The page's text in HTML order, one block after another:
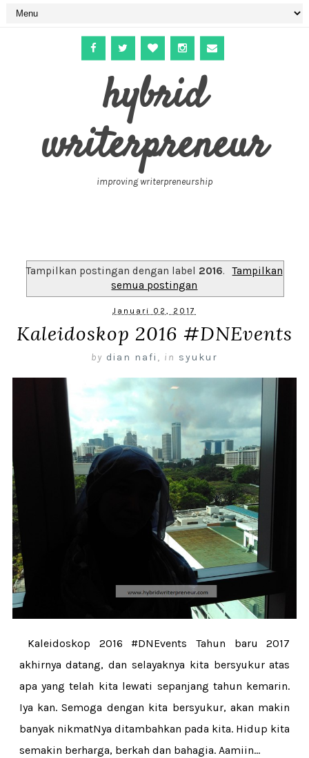
hybrid
writerpreneur
improving writerpreneurship
Tampilkan postingan dengan label 2016.
Tampilkan
semua postingan
Januari 02, 2017
Kaleidoskop 2016 #DNEvents
by dian nafi , in syukur
Kaleidoskop 2016 #DNEvents Tahun baru 2017
akhirnya datang, dan selayaknya kita bersyukur atas
apa yang telah kita lewati sepanjang tahun kemarin.
Iya kan. Semoga dengan kita bersyukur, akan makin
banyak nikmatNya ditambahkan pada kita. Hidup kita
semakin berharga, berkah dan bahagia. Aamiin...